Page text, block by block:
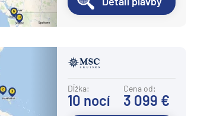
Dĺžka:
10 nocí
Cena od:
3 099 €